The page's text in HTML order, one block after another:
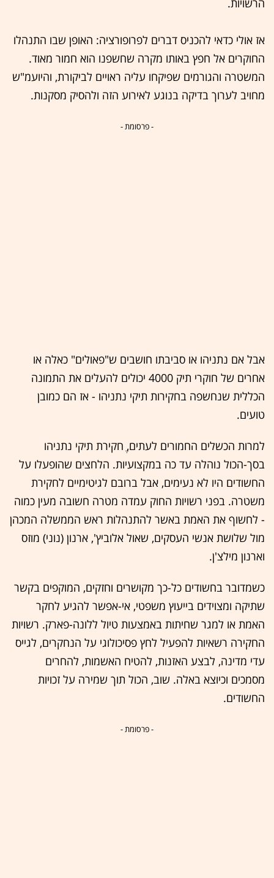
הרשויות.
אז אולי כדאי להכניס דברים לפרופורציה: האופן שבו התנהלו
החוקרים אל חפץ באותו מקרה שחשפנו הוא חמור מאוד.
המשטרה והגורמים שפיקחו עליה ראויים לביקורת, והיועמ"ש
מחויב לערוך בדיקה בנוגע לאירוע הזה ולהסיק מסקנות.
- פרסומת -
אבל אם נתניהו או סביבתו חושבים ש"פאולים" כאלה או
אחרים של חוקרי תיק 4000 יכולים להעלים את התמונה
הכללית שנחשפה בחקירות תיקי נתניהו - אז הם כמובן
טועים.
למרות הכשלים החמורים לעתים, ֶחקירת תיקי נתניהו
בסך-הכול נוהלה עד כה במקצועיות. הלחצים שהופעלו על
החשודים היו לא נעימים, אבל ברובם לגיטימיים לחקירת
משטרה. בפני רשויות החוק עמדה מטרה חשובה מעין כמוה
- לחשוף את האמת באשר להתנהלות ראש הממשלה המכהן
מול שלושת אנשי העסקים, שאול אלוביץ', ארנון (נוני) מוזס
וארנון מילצ'ן.
כשמדובר בחשודים כל-כך מקושרים וחזקים, המוקפים בקשר
שתיקה ומצוידים בייעוץ משפטי, אי-אפשר להגיע לחקר
האמת או למגר שחיתות באמצעות טיול ללונה-פארק. רשויות
החקירה רשאיות להפעיל לחץ פסיכולוגי על הנחקרים, לגייס
עדי מדינה, לבצע האזנות, להטיח האשמות, להחרים
מסמכים וכיוצא באלה. שוב, הכול תוך שמירה על זכויות
החשודים.
- פרסומת -